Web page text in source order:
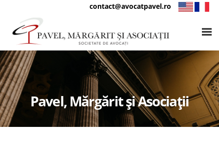
contact@avocatpavel.ro
Pavel, Mărgărit și Asociații